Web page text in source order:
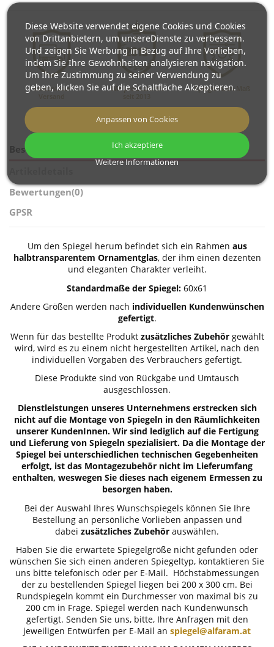
Kostenloser
Wir produzieren
Spiegel nach Maß
Beschreibung
Bewertungen(0)
GPSR
Um den Spiegel herum befindet sich ein Rahmen aus
halbtransparentem Ornamentglas, der ihm einen dezenten
und eleganten Charakter verleiht.
Standardmaße der Spiegel: 60x61
Andere Größen werden nach individuellen Kundenwünschen
gefertigt.
Wenn für das bestellte Produkt zusätzliches Zubehörgewählt
wird, wird es zu einem nicht hergestellten Artikel, nach den
individuellen Vorgaben des Verbrauchers gefertigt.
Diese Produkte sind von Rückgabe und Umtausch
ausgeschlossen.
Dienstleistungen unseres Unternehmens erstrecken sich
nicht auf die Montage von Spiegeln in den Räumlichkeiten
unserer KundenInnen. Wir sind lediglich auf die Fertigung
und Lieferung von Spiegeln spezialisiert. Da die Montage der
Spiegel bei unterschiedlichen technischen Gegebenheiten
erfolgt, ist das Montagezubehör nicht im Lieferumfang
enthalten, weswegen Sie dieses nach eigenem Ermessen zu
besorgen haben.
Bei der Auswahl Ihres Wunschspiegels können Sie Ihre
Bestellung an persönliche Vorlieben anpassen und
dabei zusätzliches Zubehör auswählen.
Haben Sie die erwartete Spiegelgröße nicht gefunden oder
wünschen Sie sich einen anderen Spiegeltyp, kontaktieren Sie
uns bitte telefonisch oder per E-Mail. Höchstabmessungen
der zu bestellenden Spiegel liegen bei 200 x 300 cm. Bei
Rundspiegeln kommt ein Durchmesser von maximal bis zu
200 cm in Frage. Spiegel werden nach Kundenwunsch
gefertigt. Senden Sie uns, bitte, Ihre Anfragen mit den
jeweiligen Entwürfen per E-Mail an spiegel@alfaram.at
Diese Website verwendet eigene Cookies und Cookies
von Drittanbietern, um unsereDienste zu verbessern.
Und zeigen Sie Werbung in Bezug auf Ihre Vorlieben,
indem Sie Ihre Gewohnheiten analysieren navigation.
Um Ihre Zustimmung zu seiner Verwendung zu
geben, klicken Sie auf die Schaltfläche Akzeptieren.
Weitere Informationen
Anpassen von Cookies
Ich akzeptiere